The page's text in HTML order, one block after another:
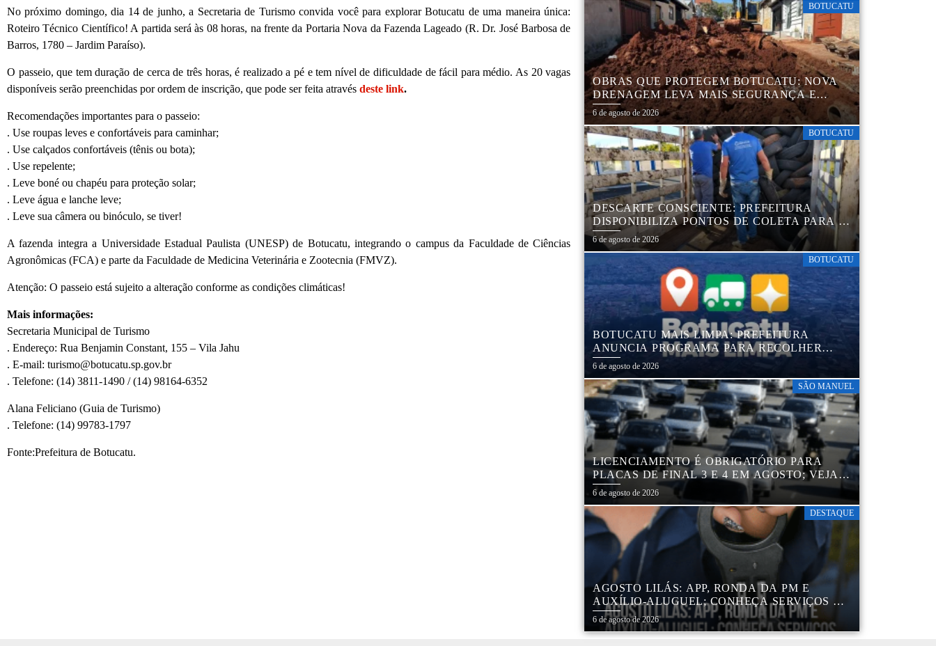
No próximo domingo, dia 14 de junho, a Secretaria de Turismo convida você para explorar Botucatu de uma maneira única:
Roteiro Técnico Científico! A partida será às 08 horas, na frente da Portaria Nova da Fazenda Lageado (R. Dr. José Barbosa de
Barros, 1780 – Jardim Paraíso).
O passeio, que tem duração de cerca de três horas, é realizado a pé e tem nível de dificuldade de fácil para médio. As 20 vagas
disponíveis serão preenchidas por ordem de inscrição, que pode ser feita através deste link.
Recomendações importantes para o passeio:
. Use roupas leves e confortáveis para caminhar;
. Use calçados confortáveis (tênis ou bota);
. Use repelente;
. Leve boné ou chapéu para proteção solar;
. Leve água e lanche leve;
. Leve sua câmera ou binóculo, se tiver!
A fazenda integra a Universidade Estadual Paulista (UNESP) de Botucatu, integrando o campus da Faculdade de Ciências
Agronômicas (FCA) e parte da Faculdade de Medicina Veterinária e Zootecnia (FMVZ).
Atenção: O passeio está sujeito a alteração conforme as condições climáticas!
Mais informações:
Secretaria Municipal de Turismo
. Endereço: Rua Benjamin Constant, 155 – Vila Jahu
. E-mail: turismo@botucatu.sp.gov.br
. Telefone: (14) 3811-1490 / (14) 98164-6352
Alana Feliciano (Guia de Turismo)
. Telefone: (14) 99783-1797
Fonte:Prefeitura de Botucatu.
BOTUCATU
OBRAS QUE PROTEGEM BOTUCATU: NOVA
DRENAGEM LEVA MAIS SEGURANÇA E
TRANQUILIDADE AOS MORADORES DA
COHAB 5
6 de agosto de 2026
BOTUCATU
DESCARTE CONSCIENTE: PREFEITURA
DISPONIBILIZA PONTOS DE COLETA PARA O
DESCARTE AMBIENTALMENTE CORRETO DE
PNEUS, GARANTINDO DESTINAÇÃO
ADEQUADA E PRESERVAÇÃO AMBIENTAL
6 de agosto de 2026
BOTUCATU
BOTUCATU MAIS LIMPA: PREFEITURA
ANUNCIA PROGRAMA PARA RECOLHER
MÓVEIS, PNEUS, COLCHÕES E OUTROS
MATERIAIS SEM USO
6 de agosto de 2026
SÃO MANUEL
LICENCIAMENTO É OBRIGATÓRIO PARA
PLACAS DE FINAL 3 E 4 EM AGOSTO; VEJA
CALENDÁRIO
6 de agosto de 2026
DESTAQUE
AGOSTO LILÁS: APP, RONDA DA PM E
AUXÍLIO-ALUGUEL; CONHEÇA SERVIÇOS DA
REDE DE PROTEÇÃO ÀS MULHERES NO
ESTADO DE SP
6 de agosto de 2026